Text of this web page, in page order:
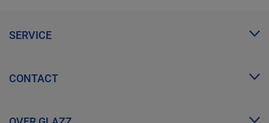
SERVICE
Zakelijk account
Proefmonsters bestellen
CONTACT